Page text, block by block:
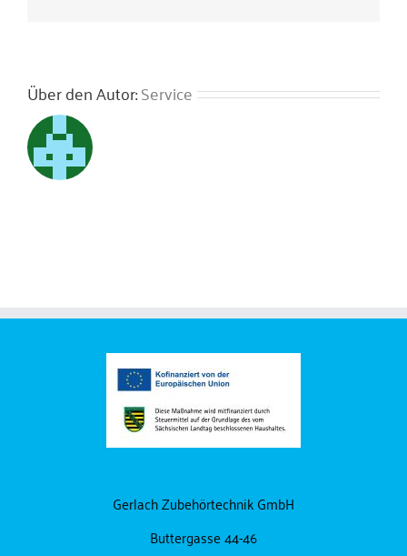
Über den Autor:Service
Gerlach Zubehörtechnik GmbH
Buttergasse 44-46